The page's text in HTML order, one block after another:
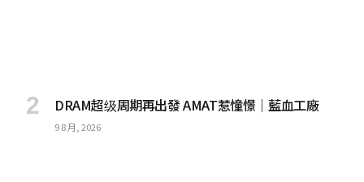
DRAM超级周期再出發 AMAT惹憧憬｜藍血工廠
9 8 月, 2026